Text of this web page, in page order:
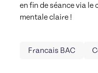
en fin de séance via
mentale claire !
Francais BAC